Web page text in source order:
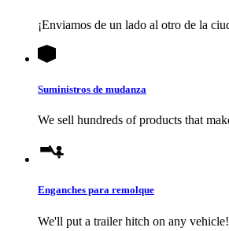
¡Enviamos de un lado al otro de la
Suministros de mudanza
We sell hundreds of products that
Enganches para remolque
We'll put a trailer hitch on any vehicle!